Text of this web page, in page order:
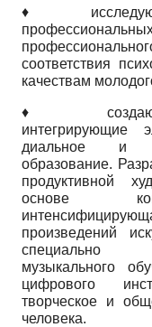
♦
соответствия
качествам
♦
интегрирующие
диальное и
образование.
продуктивной
основе
произведений
специально
музыкального
цифрового
творческое и
человека.